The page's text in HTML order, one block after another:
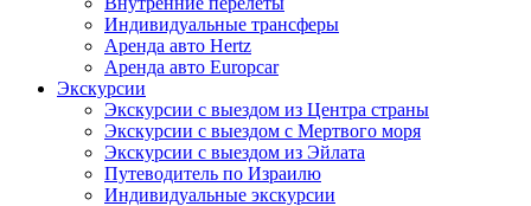
Индивидуальные трансферы
Аренда авто Hertz
Аренда авто Europcar
Экскурсии
Экскурсии с выездом из Центра страны
Экскурсии с выездом c Мертвого моря
Экскурсии с выездом из Эйлата
Путеводитель по Израилю
Индивидуальные экскурсии